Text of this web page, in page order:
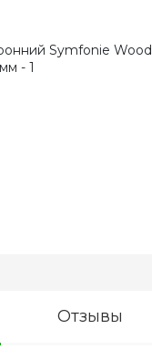
Отзывы